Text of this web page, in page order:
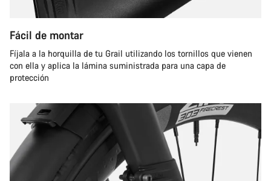
Fácil de montar
Fíjala a la horquilla de tu Grail utilizando los tornillos que vienen
con ella y aplica la lámina suministrada para una capa de
protección